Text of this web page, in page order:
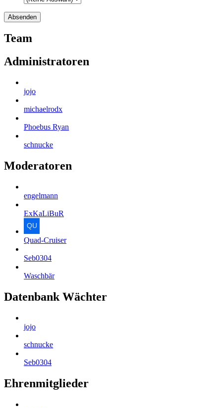
Team
Administratoren
jojo
michaelrodx
Phoebus Ryan
schnucke
Moderatoren
engelmann
ExKaLiBuR
Quad-Cruiser
Seb0304
Waschbär
Datenbank Wächter
jojo
schnucke
Seb0304
Ehrenmitglieder